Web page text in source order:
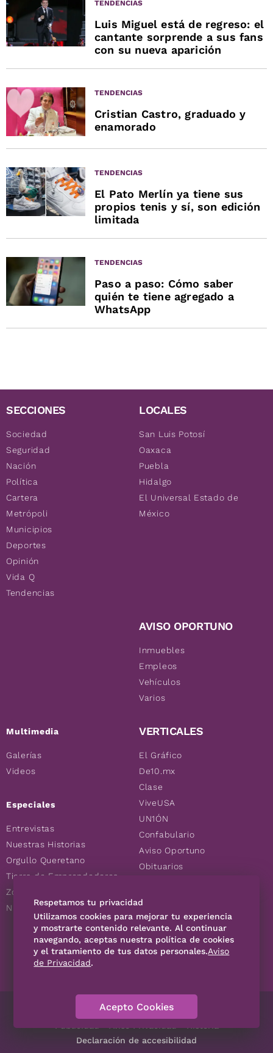
TENDENCIAS
Luis Miguel está de regreso: el
cantante sorprende a sus fans
con su nueva aparición
TENDENCIAS
Cristian Castro, graduado y
enamorado
TENDENCIAS
El Pato Merlín ya tiene sus
propios tenis y sí, son edición
limitada
TENDENCIAS
Paso a paso: Cómo saber
quién te tiene agregado a
WhatsApp
SECCIONES
Sociedad
Seguridad
Nación
Política
Cartera
Metrópoli
Municipios
Deportes
Opinión
Vida Q
Tendencias
Multimedia
Galerías
Videos
Especiales
Entrevistas
Nuestras Historias
Orgullo Queretano
Tierra de Emprendedores
Zoociales
Nuevos Queretanos
LOCALES
San Luis Potosí
Oaxaca
Puebla
Hidalgo
El Universal Estado de
México
AVISO OPORTUNO
Inmuebles
Empleos
Vehículos
Varios
VERTICALES
El Gráfico
De10.mx
Clase
ViveUSA
UN1ÓN
Confabulario
Aviso Oportuno
Obituarios
Consultas
SÍGUENOS
Contáctanos Código de Ética
Declaración de accesibilidad
Respetamos tu privacidad
Utilizamos cookies para mejorar tu experiencia
y mostrarte contenido relevante. Al continuar
navegando, aceptas nuestra política de cookies
y el tratamiento de tus datos personales.Aviso
de Privacidad.
Acepto Cookies